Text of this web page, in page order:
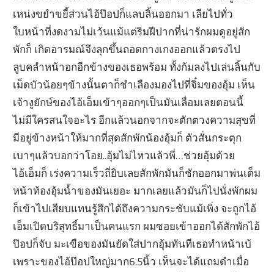
เหน่งขยำขยี้ส่วนไอ้ป๊อปก็แลบลิ้นออกมา เลียไปทั่ว
ใบหน้าที่งดงามไม่เว้นแม้แต่ริมฝีปากที่น่ารักผมดูอยู่สัก
พักก็ เกิดอารมณ์จึงลุกขึ้นถอดกางเกงออกแล้วตรงไป
ลูบคลำหน้าอกอีกข้างของเธอพร้อม ทั้งก้มลงไปเล่นลิ้นกับ
เม็ดบัวน้อยๆข้างนั้นตาก็ชำเลืองมองไปที่จิ๋มของอุ้ม เห็น
เจ้างูยักษ์ของไอ้เอ็มเข้าๆออกๆเป็นมันเลื่อมเลยตอนนี้
ไม่มีใครสนใจอะไร อีกแล้วนอกจากจะตักตวงความสุขที่
มีอยู่ข้างหน้าให้มากที่สุดสักพักน้องอุ้มก็ ตัวสั่นกระตุก
เบาๆแล้วบอกว่าโอย..อุ้มไม่ไหวแล้วพี่…ช่วยอุ้มด้วย
ไอ้เอ็มก็ เร่งความเร็วถี่ยิบเลยสักพักมันก็ชักออกมาพ่นเต็ม
หน้าท้องอุ้มน้ำของมันเยอะ มากเลยแล้วมันก็ไปนั่งพักผม
ก็เข้าไปเสียบแทนรู้สึกได้ถึงความกระชับแม้เพิ่ง จะถูกไอ้
เอ็มเปิดบริสุทธิ์มาเป็นคนแรก ผมซอยเข้าออกได้สักพักไอ้
ป๊อปก็จับ มะเขือของมันยัดใส่ปากอุ้มทันทีเธอทำหน้าเบ้
เพราะของไอ้ป๊อปใหญ่มาก6.5นิ้ว เห็นจะได้แถมดำเมื่อ